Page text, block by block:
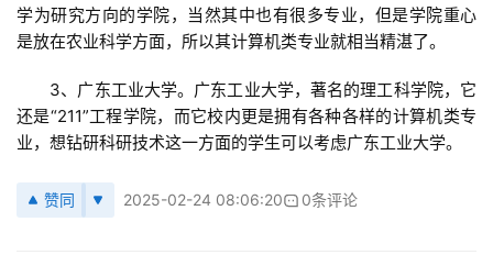
学为研究方向的学院，当然其中也有很多专业，但是学院重心
是放在农业科学方面，所以其计算机类专业就相当精湛了。
3、广东工业大学。广东工业大学，著名的理工科学院，它
还是“211”工程学院，而它校内更是拥有各种各样的计算机类专
业，想钻研科研技术这一方面的学生可以考虑广东工业大学。
赞同 2025-02-24 08:06:20 0条评论